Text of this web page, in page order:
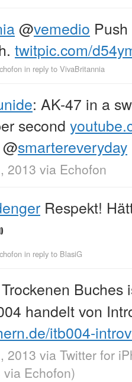
@vemedio
twitpic.com/
in reply to VivaBritannia
: AK-47 in a
second
@smartereveryday
2013 via Echofon
Respekt!
in reply to BlasiG
Trockenen Buches
handelt von
itb004-
2013 via Twitter for
via Echofon)